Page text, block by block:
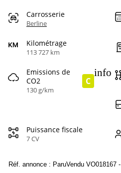
Carrosserie
Berline
Kilométrage
113 727 km
Emissions de
CO2
130 g/km
C
info
Puissance fiscale
7 CV
Réf. annonce : ParuVendu VO018167